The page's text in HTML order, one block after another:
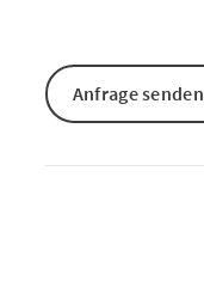
Anfrage senden